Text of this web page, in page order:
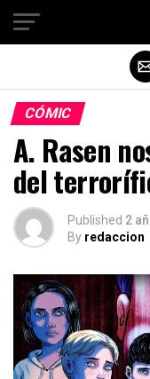
CÓMIC
A. Rasen
del
Published 2
By redaccion